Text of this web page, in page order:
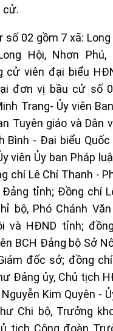
cử.
số 02 gồm 7 xã: Long
Hội, Nhơn Phú,
cử viên đại biểu
đơn vị bầu cử số
Trang- Ủy viên
Tuyên giáo và Dân
Bình - Đại biểu
viên Ủy ban Pháp
chí Lê Chí Thanh -
tỉnh; Đồng chí
bộ, Phó Chánh
và HĐND tỉnh; đ
BCH Đảng bộ Sở
đốc sở; đồng
Đảng ủy, Chủ tịch
Kim Quyên -
Chi bộ, Trưởng
tịch Công đoàn